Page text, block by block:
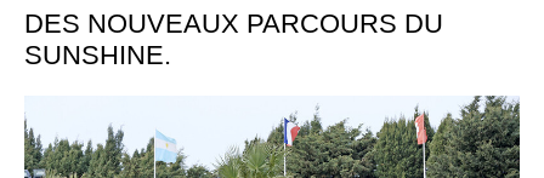
DES NOUVEAUX PARCOURS DU
SUNSHINE.